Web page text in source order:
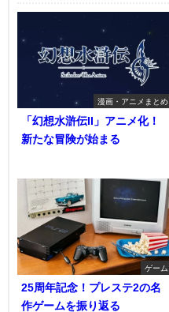
漫画・アニメまとめ
「幻想水滸伝II」アニメ化！
新たな冒険が始まる
ゲーム
25周年記念！プレステ2の名
作ゲームを振り返る